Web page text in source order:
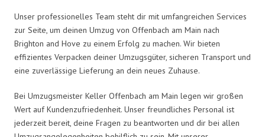
Unser professionelles Team steht dir mit umfangreichen Services
zur Seite, um deinen Umzug von Offenbach am Main nach
Brighton and Hove zu einem Erfolg zu machen. Wir bieten
effizientes Verpacken deiner Umzugsgüter, sicheren Transport und
eine zuverlässige Lieferung an dein neues Zuhause.
Bei Umzugsmeister Keller Offenbach am Main legen wir großen
Wert auf Kundenzufriedenheit. Unser freundliches Personal ist
jederzeit bereit, deine Fragen zu beantworten und dir bei allen